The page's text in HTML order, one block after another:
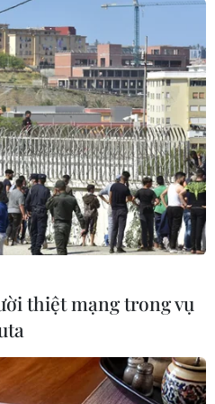
hành trung ương
vượt qua những khó
gây ra, giành được
lớn hơn nữa và hoàn
thông qua tại đại
thiệt mạng trong vụ